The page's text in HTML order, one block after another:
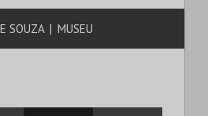
SOUZA | MUSEU